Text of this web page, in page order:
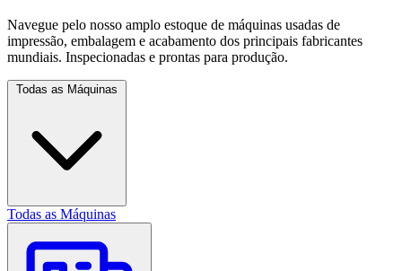
Navegue pelo nosso amplo estoque de máquinas usadas de
impressão, embalagem e acabamento dos principais fabricantes
mundiais. Inspecionadas e prontas para produção.
Todas as Máquinas
Todas as Máquinas